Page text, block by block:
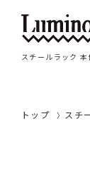
スチールラック
トップ スチ